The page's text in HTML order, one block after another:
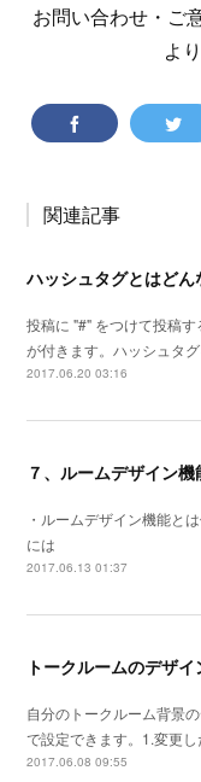
お問い合わせ・ご
よ
関連記事
ハッシュタグとはど
投稿に "#" をつけて投稿
が付きます。ハッシュタ
2017.06.20 03:16
７、ルームデザイン機
・ルームデザイン機能と
には
2017.06.13 01:37
トークルームのデザ
自分のトークルーム背景
で設定できます。1.変更
2017.06.08 09:55